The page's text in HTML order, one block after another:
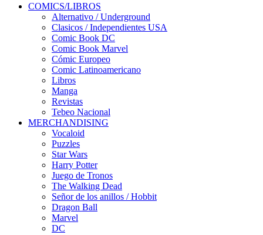
COMICS/LIBROS
Alternativo / Underground
Clasicos / Independientes USA
Comic Book DC
Comic Book Marvel
Cómic Europeo
Comic Latinoamericano
Libros
Manga
Revistas
Tebeo Nacional
MERCHANDISING
Vocaloid
Puzzles
Star Wars
Harry Potter
Juego de Tronos
The Walking Dead
Señor de los anillos / Hobbit
Dragon Ball
Marvel
DC